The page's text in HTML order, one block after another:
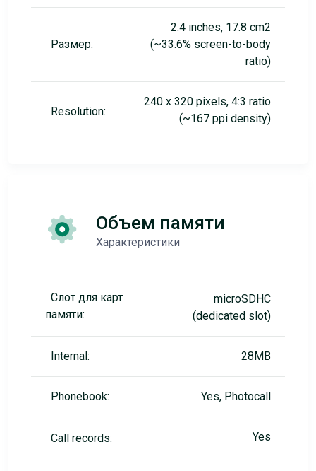
Размер:
2.4 inches, 17.8 cm2
(~33.6% screen-to-body
ratio)
Resolution:
240 x 320 pixels, 4:3 ratio
(~167 ppi density)
Объем памяти
Характеристики
Слот для карт
памяти:
microSDHC
(dedicated slot)
Internal: 28MB
Phonebook: Yes, Photocall
Call records: Yes